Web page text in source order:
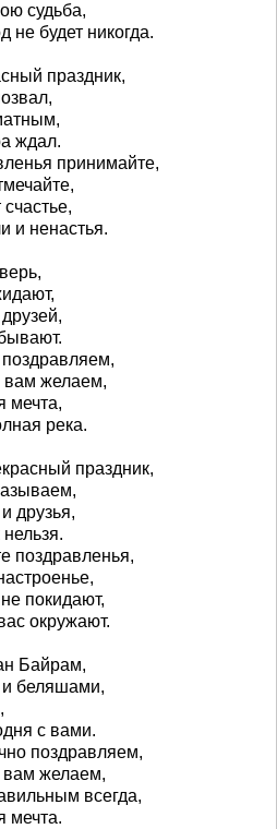
судьба,
не будет никогда.
праздник,
ждал.
принимайте,
и ненастья.
вам желаем,
мечта,
река.
праздник,
друзья,
поздравленья,
покидают,
окружают.
Байрам,
беляшами,
с вами.
поздравляем,
вам желаем,
всегда,
мечта.